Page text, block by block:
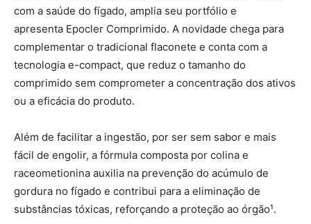
com a saúde do fígado, amplia seu portfólio e
apresenta Epocler Comprimido. A novidade chega para
complementar o tradicional flaconete e conta com a
tecnologia e-compact, que reduz o tamanho do
comprimido sem comprometer a concentração dos ativos
ou a eficácia do produto.
Além de facilitar a ingestão, por ser sem sabor e mais
fácil de engolir, a fórmula composta por colina e
raceometionina auxilia na prevenção do acúmulo de
gordura no fígado e contribui para a eliminação de
substâncias tóxicas, reforçando a proteção ao órgão¹.